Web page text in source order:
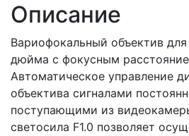
Описание
Вариофокальный объектив
дюйма с фокусным
Автоматическое управление
объектива сигналами
поступающими из
светосила F1.0 позволяет